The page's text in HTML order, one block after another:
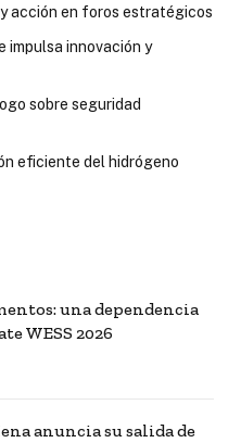
acción en foros estratégicos
impulsa innovación y
sobre seguridad
eficiente del hidrógeno
una dependencia
WESS 2026
anuncia su salida de